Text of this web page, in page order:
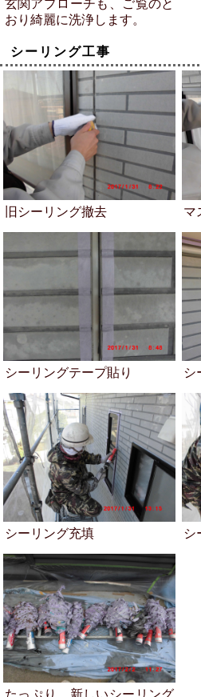
玄関アプローチも、ご覧のと
おり綺麗に洗浄します。
シーリング工事
旧シーリング撤去 マ
シーリングテープ貼り シ
シーリング充填 シ